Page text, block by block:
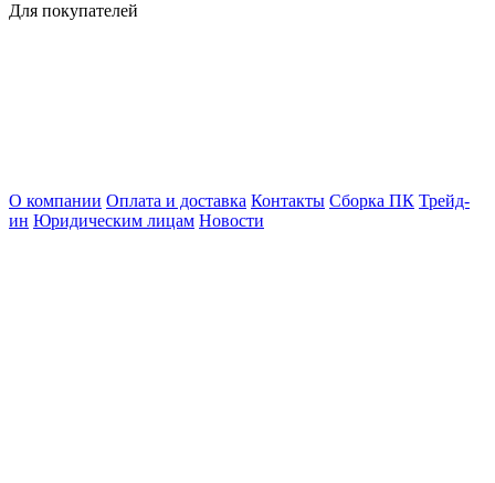
Для покупателей
О компании Оплата и доставка Контакты Сборка ПК Трейд-
ин Юридическим лицам Новости